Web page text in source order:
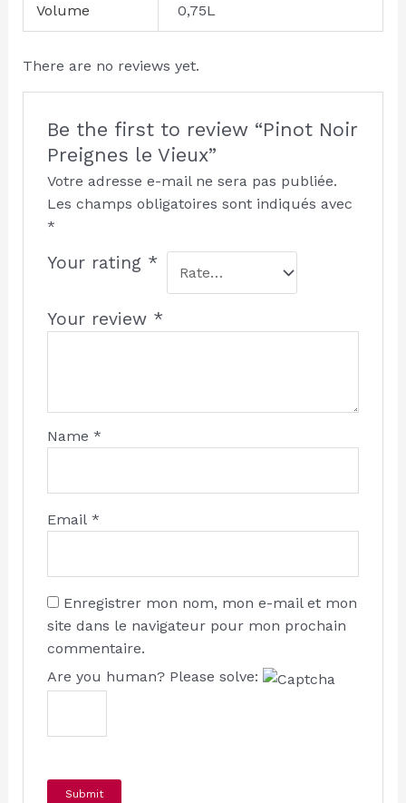
Volume 0,75L
There are no reviews yet.
Be the first to review “Pinot Noir
Preignes le Vieux”
Votre adresse e-mail ne sera pas publiée.
Les champs obligatoires sont indiqués avec
*
Your rating *
Your review *
Name*
Email*
Enregistrer mon nom, mon e-mail et mon
site dans le navigateur pour mon prochain
commentaire.
Are you human? Please solve: